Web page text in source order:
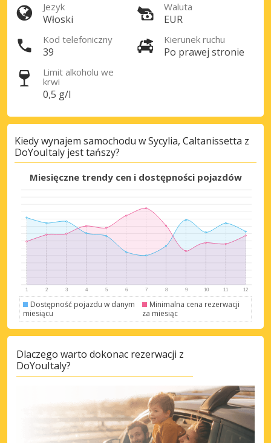
Najlepsze oszczędności
Uzyskaj dostęp do ekskluzywnych ofert
partnerów
Zaloguj się przez eLink
Jezyk
Włoski
Waluta
EUR
Kod telefoniczny
39
Kierunek ruchu
Po prawej stronie
Limit alkoholu we
krwi
0,5 g/l
Kiedy wynajem samochodu w Sycylia, Caltanissetta z
DoYouItaly jest tańszy?
Miesięczne trendy cen i dostępności pojazdów
Dostępność pojazdu w danym
miesiącu
Minimalna cena rezerwacji
za miesiąc
Dlaczego warto dokonac rezerwacji z
DoYouItaly?